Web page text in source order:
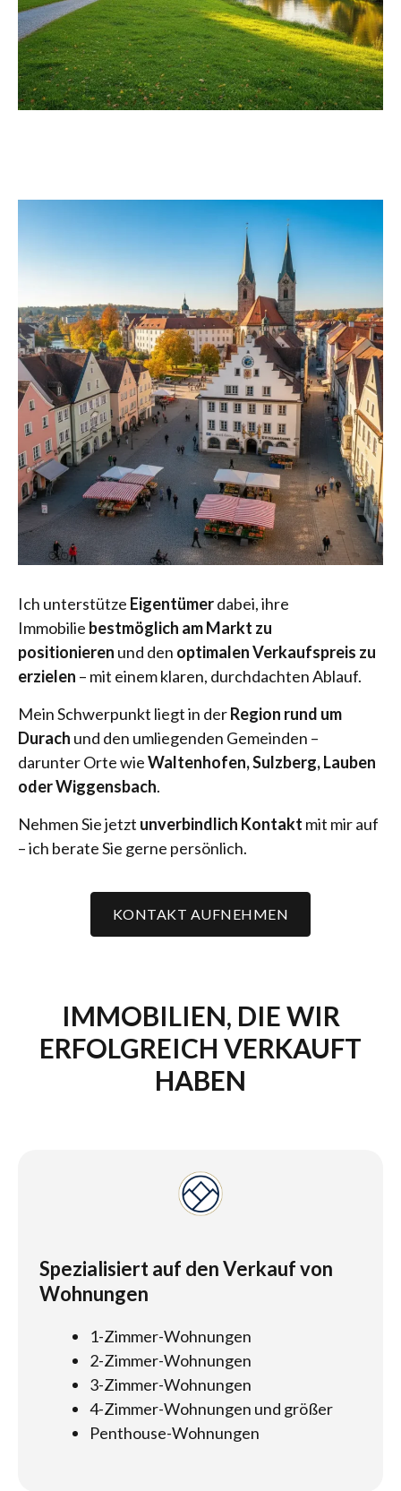
Ich unterstütze Eigentümerdabei, ihre
Immobilie bestmöglich am Markt zu
positionieren und den optimalen Verkaufspreis zu
erzielen – mit einem klaren, durchdachten Ablauf.
Mein Schwerpunkt liegt in derRegion rund um
Durach und den umliegenden Gemeinden –
darunter Orte wieWaltenhofen, Sulzberg, Lauben
oder Wiggensbach.
Nehmen Sie jetzt unverbindlich Kontakt mit mir auf
– ich berate Sie gerne persönlich.
KONTAKT AUFNEHMEN
IMMOBILIEN, DIE WIR
ERFOLGREICH VERKAUFT
HABEN
Spezialisiert auf den Verkauf von
Wohnungen
1-Zimmer-Wohnungen
2-Zimmer-Wohnungen
3-Zimmer-Wohnungen
4-Zimmer-Wohnungen und größer
Penthouse-Wohnungen